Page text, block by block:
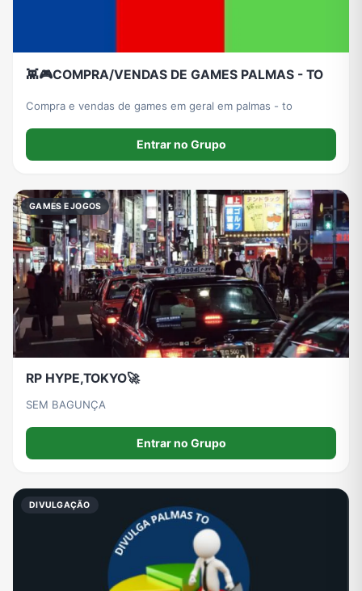
👾🎮COMPRA/VENDAS DE GAMES PALMAS - TO
Compra e vendas de games em geral em palmas - to
Entrar no Grupo
GAMES E JOGOS
RP HYPE,TOKYO🚀
SEM BAGUNÇA
Entrar no Grupo
DIVULGAÇÃO